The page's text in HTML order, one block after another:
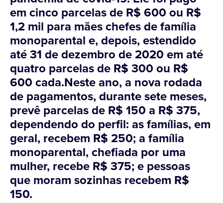
em cinco parcelas de R$ 600 ou R$
1,2 mil para mães chefes de família
monoparental e, depois, estendido
até 31 de dezembro de 2020 em até
quatro parcelas de R$ 300 ou R$
600 cada.Neste ano, a nova rodada
de pagamentos, durante sete meses,
prevê parcelas de R$ 150 a R$ 375,
dependendo do perfil: as famílias, em
geral, recebem R$ 250; a família
monoparental, chefiada por uma
mulher, recebe R$ 375; e pessoas
que moram sozinhas recebem R$
150.